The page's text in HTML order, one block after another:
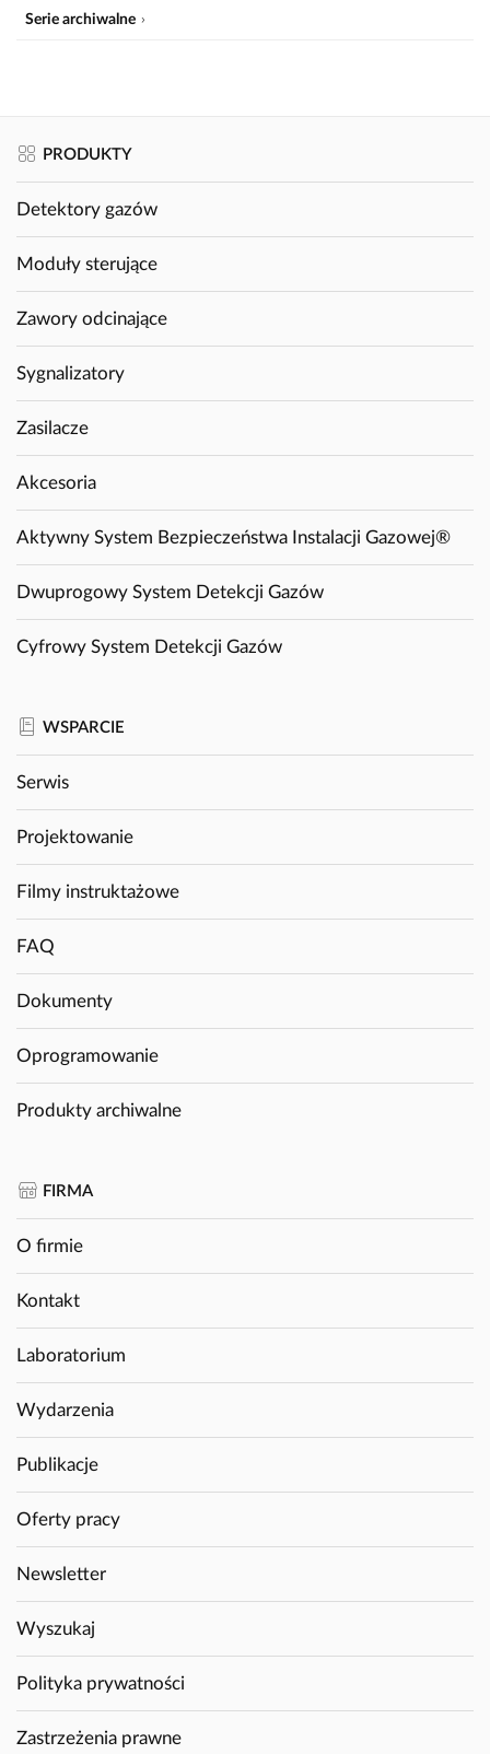
Serie archiwalne
PRODUKTY
Detektory gazów
Moduły sterujące
Zawory odcinające
Sygnalizatory
Zasilacze
Akcesoria
Aktywny System Bezpieczeństwa Instalacji Gazowej®
Dwuprogowy System Detekcji Gazów
Cyfrowy System Detekcji Gazów
WSPARCIE
Serwis
Projektowanie
Filmy instruktażowe
FAQ
Dokumenty
Oprogramowanie
Produkty archiwalne
FIRMA
O firmie
Kontakt
Laboratorium
Wydarzenia
Publikacje
Oferty pracy
Newsletter
Wyszukaj
Polityka prywatności
Zastrzeżenia prawne